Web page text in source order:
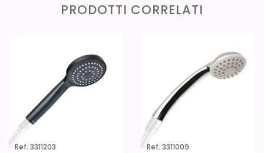
PRODOTTI CORRELATI
Ref. 3311203 Ref. 3311009